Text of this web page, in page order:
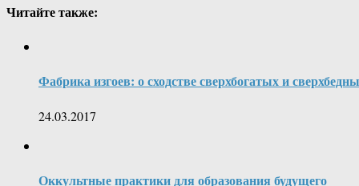
Читайте также:
Фабрика изгоев: о сходстве сверхбогатых и
24.03.2017
Оккультные практики для образования будущего